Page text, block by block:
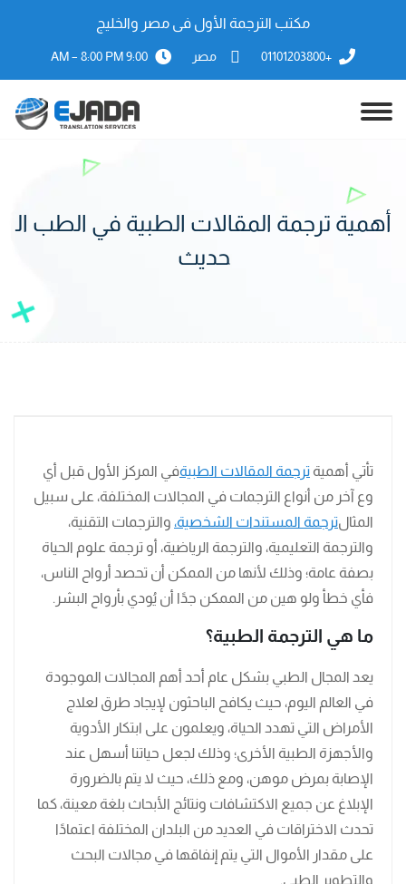
مكتب الترجمة الأول فى مصر والخليج
+01101203800 مصر 9:00 AM – 8:00 PM
أهمية ترجمة المقالات الطبية في الطب ال
حديث
تأتي أهمية ترجمة المقالات الطبيةفي المركز الأول قبل أي
وع آخر من أنواع الترجمات في المجالات المختلفة، على سبيل
المثالترجمة المستندات الشخصية، والترجمات التقنية،
والترجمة التعليمية، والترجمة الرياضية، أو ترجمة علوم الحياة
بصفة عامة؛ وذلك لأنها من الممكن أن تحصد أرواح الناس،
فأي خطأ ولو هين من الممكن جدًا أن يُودي بأرواح البشر.
ما هي الترجمة الطبية؟
يعد المجال الطبي بشكل عام أحد أهم المجالات الموجودة
في العالم اليوم، حيث يكافح الباحثون لإيجاد طرق لعلاج
الأمراض التي تهدد الحياة، ويعلمون على ابتكار الأدوية
والأجهزة الطبية الأخرى؛ وذلك لجعل حياتنا أسهل عند
الإصابة بمرض موهن، ومع ذلك، حيث لا يتم بالضرورة
الإبلاغ عن جميع الاكتشافات ونتائج الأبحاث بلغة معينة، كما
تحدث الاختراقات في العديد من البلدان المختلفة اعتمادًا
على مقدار الأموال التي يتم إنفاقها في مجالات البحث
والتطوير الطبي.